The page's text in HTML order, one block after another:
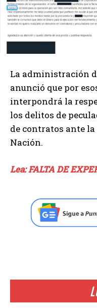
La administración
anunció que por
interpondrá la
los delitos de
de contratos ante
Nación.
Lea: FALTA DE